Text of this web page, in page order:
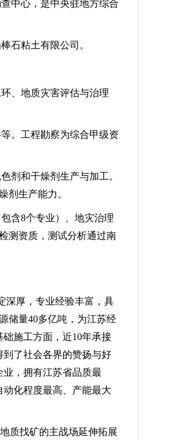
中心，是中央驻地方综合
石粘土有限公司。
、地质灾害评估与治理
。工程勘察为综合甲级资
剂和干燥剂生产与加工。
剂生产能力。
含8个专业）、地灾治理
测资质，测试分析通过南
深厚，专业经验丰富，具
储量40多亿吨，为江苏经
施工方面，近10年承接
了社会各界的赞扬与好
，拥有江苏省品质最
化程度最高、产能最大
质找矿的主战场延伸拓展